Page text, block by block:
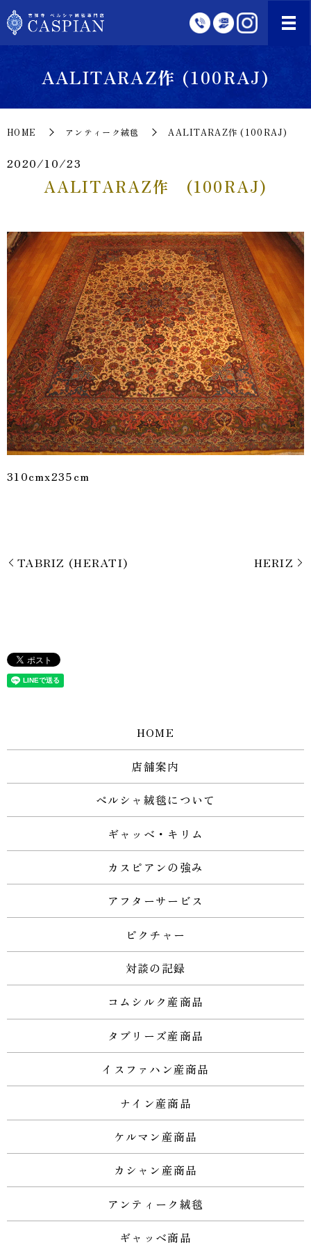
AALITARAZ作 (100RAJ)
HOME アンティーク絨毯 AALITARAZ作 (100RAJ)
2020/10/23
AALITARAZ作 (100RAJ)
310cmx235cm
TABRIZ (HERATI) HERIZ
HOME
店舗案内
ペルシャ絨毯について
ギャッベ・キリム
カスピアンの強み
アフターサービス
ピクチャー
対談の記録
コムシルク産商品
タブリーズ産商品
イスファハン産商品
ナイン産商品
ケルマン産商品
カシャン産商品
アンティーク絨毯
ギャッベ商品